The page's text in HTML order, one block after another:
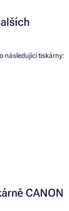
následující tiskárny:
CANON